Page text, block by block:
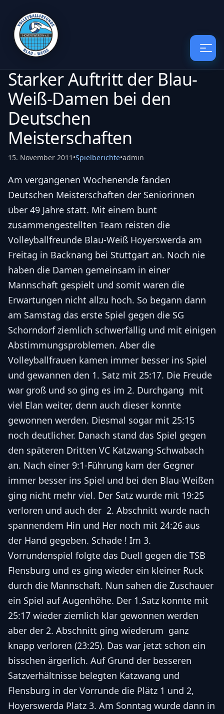
Starker Auftritt der Blau-
Weiß-Damen bei den
Deutschen
Meisterschaften
15. November 2011 •Spielberichte•admin
Am vergangenen Wochenende fanden
Deutschen Meisterschaften der Seniorinnen
über 49 Jahre statt. Mit einem bunt
zusammengestellten Team reisten die
Volleyballfreunde Blau-Weiß Hoyerswerda am
Freitag in Backnang bei Stuttgart an. Noch nie
haben die Damen gemeinsam in einer
Mannschaft gespielt und somit waren die
Erwartungen nicht allzu hoch. So begann dann
am Samstag das erste Spiel gegen die SG
Schorndorf ziemlich schwerfällig und mit einigen
Abstimmungsproblemen. Aber die
Volleyballfrauen kamen immer besser ins Spiel
und gewannen den 1. Satz mit 25:17. Die Freude
war groß und so ging es im 2. Durchgang mit
viel Elan weiter, denn auch dieser konnte
gewonnen werden. Diesmal sogar mit 25:15
noch deutlicher. Danach stand das Spiel gegen
den späteren Dritten VC Katzwang-Schwabach
an. Nach einer 9:1-Führung kam der Gegner
immer besser ins Spiel und bei den Blau-Weißen
ging nicht mehr viel. Der Satz wurde mit 19:25
verloren und auch der 2. Abschnitt wurde nach
spannendem Hin und Her noch mit 24:26 aus
der Hand gegeben. Schade ! Im 3.
Vorrundenspiel folgte das Duell gegen die TSB
Flensburg und es ging wieder ein kleiner Ruck
durch die Mannschaft. Nun sahen die Zuschauer
ein Spiel auf Augenhöhe. Der 1.Satz konnte mit
25:17 wieder ziemlich klar gewonnen werden
aber der 2. Abschnitt ging wiederum ganz
knapp verloren (23:25). Das war jetzt schon ein
bisschen ärgerlich. Auf Grund der besseren
Satzverhältnisse belegten Katzwang und
Flensburg in der Vorrunde die Plätz 1 und 2,
Hoyerswerda Platz 3. Am Sonntag wurde dann in